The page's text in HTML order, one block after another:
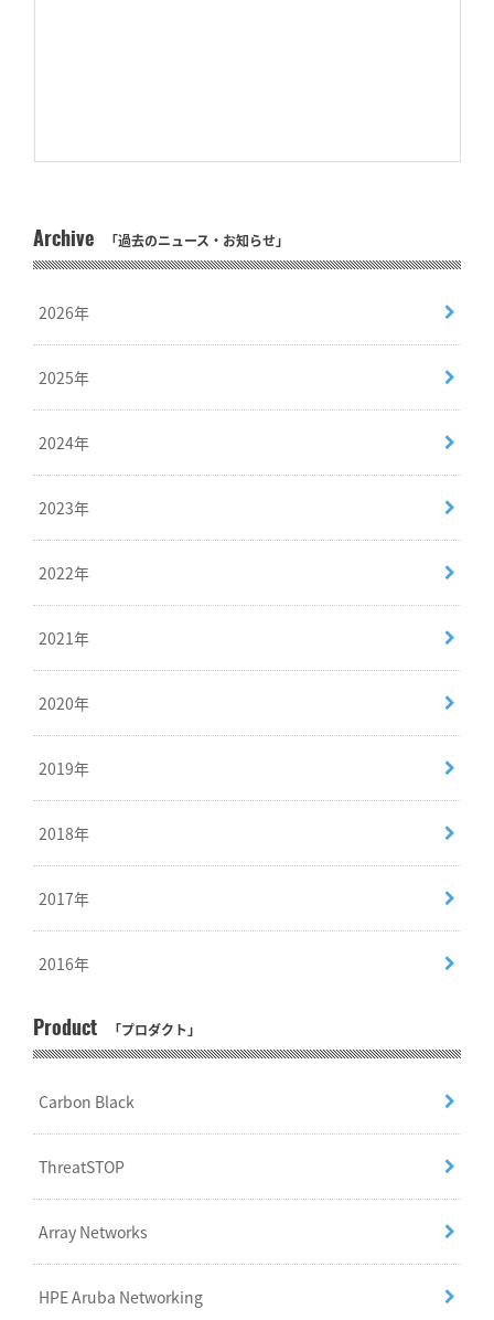
Archive 「過去のニュース・お知らせ」
2026年
2025年
2024年
2023年
2022年
2021年
2020年
2019年
2018年
2017年
2016年
Product 「プロダクト」
Carbon Black
ThreatSTOP
Array Networks
HPE Aruba Networking